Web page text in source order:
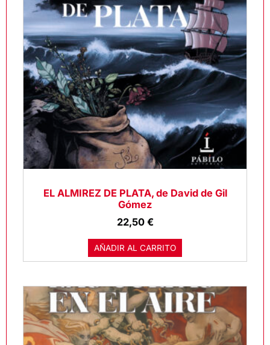
EL ALMIREZ DE PLATA, de David de Gil
Gómez
22,50 €
AÑADIR AL CARRITO